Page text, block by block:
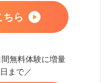
ちら
無料体験に増量
まで／